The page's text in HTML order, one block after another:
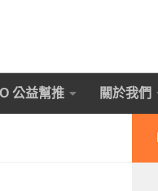
公益幫推 關於我們